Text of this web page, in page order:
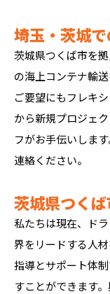
埼玉・茨城
茨城県つくば市を
の海上コンテナ輸
ご要望にもフレキ
から新規プロジェ
フがお手伝いしま
連絡ください。
茨城県つく
私たちは現在、ド
界をリードする人
指導とサポート体
すことができます